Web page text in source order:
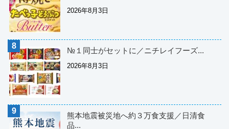
2026年8月3日
№１同士がセットに／ニチレイフーズ...
2026年8月3日
熊本地震被災地へ約３万食支援／日清食
品...